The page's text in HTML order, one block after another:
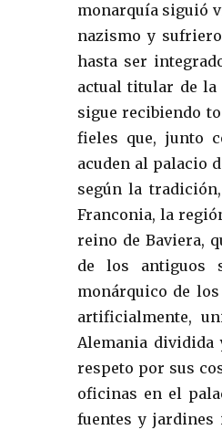
monarquía siguió
nazismo y
hasta ser
actual titular de la
sigue recibiendo
fieles que, junto
acuden al palacio
según la
Franconia, la
reino de Baviera,
de los antiguos
monárquico de
artificialmente,
Alemania
respeto por sus
oficinas en el
fuentes y jardines